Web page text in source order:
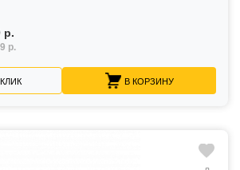
р.
р.
В КОРЗИНУ